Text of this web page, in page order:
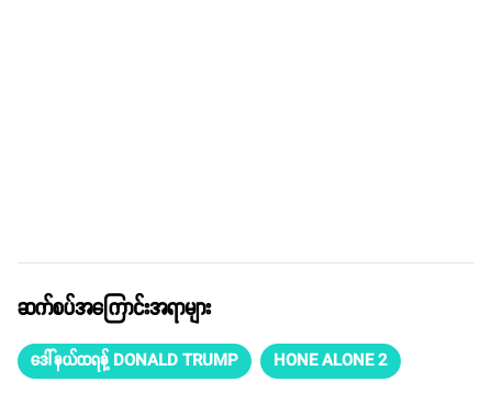
ဆက်စပ်အကြောင်းအရာများ
ဒေါ်နယ်ထရန့် DONALD TRUMP HONE ALONE 2